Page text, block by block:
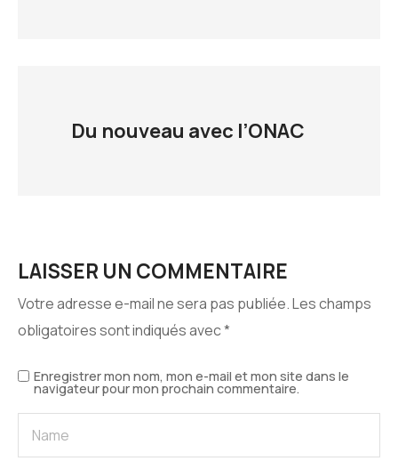
Du nouveau avec l’ONAC
LAISSER UN COMMENTAIRE
Votre adresse e-mail ne sera pas publiée.Les champs
obligatoires sont indiqués avec*
Enregistrer mon nom, mon e-mail et mon site dans le
navigateur pour mon prochain commentaire.